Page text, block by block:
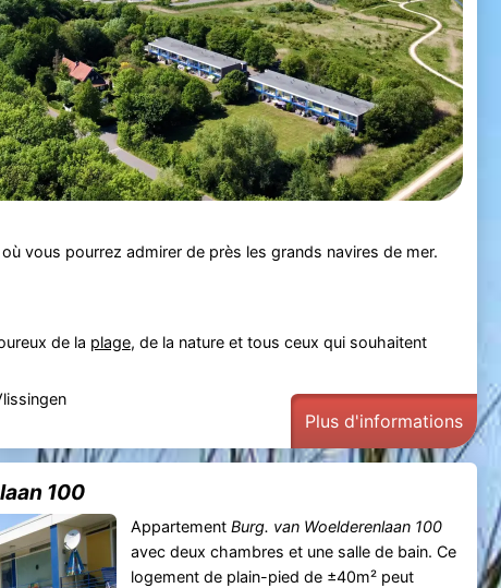
vous pourrez admirer de près les grands navires de mer.
de la plage, de la nature et tous ceux qui souhaitent
Plus d'informations
100
Appartement Burg. van Woelderenlaan 100
avec deux chambres et une salle de bain. Ce
logement de plain-pied de ±40m² peut